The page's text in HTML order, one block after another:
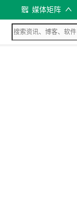
媒体矩阵